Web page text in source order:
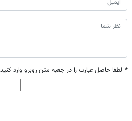
* لطفا حاصل عبارت را در جعبه متن روبرو وارد کنید